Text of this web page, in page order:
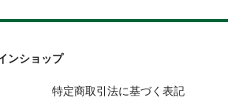
ンショップ
特定商取引法に基づく表記